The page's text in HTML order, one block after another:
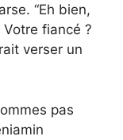
“Eh bien,
fiancé ?
verser un
pas